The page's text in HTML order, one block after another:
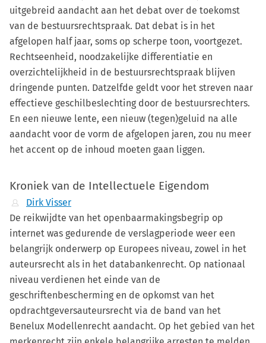
uitgebreid aandacht aan het debat over de toekomst
van de bestuursrechtspraak. Dat debat is in het
afgelopen half jaar, soms op scherpe toon, voortgezet.
Rechtseenheid, noodzakelijke differentiatie en
overzichtelijkheid in de bestuursrechtspraak blijven
dringende punten. Datzelfde geldt voor het streven naar
effectieve geschilbeslechting door de bestuursrechters.
En een nieuwe lente, een nieuw (tegen)geluid na alle
aandacht voor de vorm de afgelopen jaren, zou nu meer
het accent op de inhoud moeten gaan liggen.
Kroniek van de Intellectuele Eigendom
Dirk Visser
De reikwijdte van het openbaarmakingsbegrip op
internet was gedurende de verslagperiode weer een
belangrijk onderwerp op Europees niveau, zowel in het
auteursrecht als in het databankenrecht. Op nationaal
niveau verdienen het einde van de
geschriftenbescherming en de opkomst van het
opdrachtgeversauteursrecht via de band van het
Benelux Modellenrecht aandacht. Op het gebied van het